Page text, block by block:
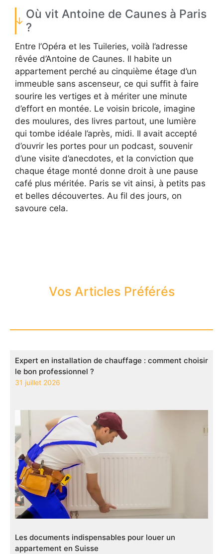
Où vit Antoine de Caunes à Paris
?
Entre l’Opéra et les Tuileries, voilà l’adresse
rêvée d’Antoine de Caunes. Il habite un
appartement perché au cinquième étage d’un
immeuble sans ascenseur, ce qui suffit à faire
sourire les vertiges et à mériter une minute
d’effort en montée. Le voisin bricole, imagine
des moulures, des livres partout, une lumière
qui tombe idéale l’après, midi. Il avait accepté
d’ouvrir les portes pour un podcast, souvenir
d’une visite d’anecdotes, et la conviction que
chaque étage monté donne droit à une pause
café plus méritée. Paris se vit ainsi, à petits pas
et belles découvertes. Au fil des jours, on
savoure cela.
Vos Articles Préférés
Expert en installation de chauffage : comment choisir
le bon professionnel ?
31 juillet 2026
Les documents indispensables pour louer un
appartement en Suisse